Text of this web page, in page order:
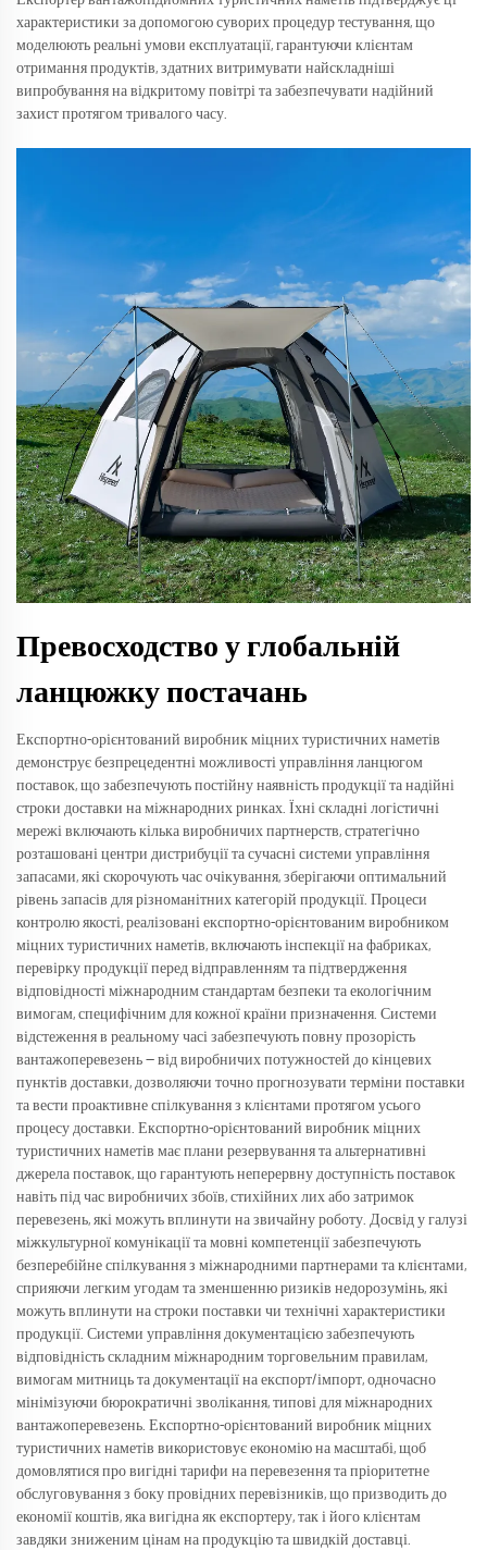
характеристики за допомогою суворих процедур тестування, що
моделюють реальні умови експлуатації, гарантуючи клієнтам
отримання продуктів, здатних витримувати найскладніші
випробування на відкритому повітрі та забезпечувати надійний
захист протягом тривалого часу.
Превосходство у глобальній
ланцюжку постачань
Експортно-орієнтований виробник міцних туристичних наметів
демонструє безпрецедентні можливості управління ланцюгом
поставок, що забезпечують постійну наявність продукції та надійні
строки доставки на міжнародних ринках. Їхні складні логістичні
мережі включають кілька виробничих партнерств, стратегічно
розташовані центри дистрибуції та сучасні системи управління
запасами, які скорочують час очікування, зберігаючи оптимальний
рівень запасів для різноманітних категорій продукції. Процеси
контролю якості, реалізовані експортно-орієнтованим виробником
міцних туристичних наметів, включають інспекції на фабриках,
перевірку продукції перед відправленням та підтвердження
відповідності міжнародним стандартам безпеки та екологічним
вимогам, специфічним для кожної країни призначення. Системи
відстеження в реальному часі забезпечують повну прозорість
вантажоперевезень — від виробничих потужностей до кінцевих
пунктів доставки, дозволяючи точно прогнозувати терміни поставки
та вести проактивне спілкування з клієнтами протягом усього
процесу доставки. Експортно-орієнтований виробник міцних
туристичних наметів має плани резервування та альтернативні
джерела поставок, що гарантують неперервну доступність поставок
навіть під час виробничих збоїв, стихійних лих або затримок
перевезень, які можуть вплинути на звичайну роботу. Досвід у галузі
міжкультурної комунікації та мовні компетенції забезпечують
безперебійне спілкування з міжнародними партнерами та клієнтами,
сприяючи легким угодам та зменшенню ризиків недорозумінь, які
можуть вплинути на строки поставки чи технічні характеристики
продукції. Системи управління документацією забезпечують
відповідність складним міжнародним торговельним правилам,
вимогам митниць та документації на експорт/імпорт, одночасно
мінімізуючи бюрократичні зволікання, типові для міжнародних
вантажоперевезень. Експортно-орієнтований виробник міцних
туристичних наметів використовує економію на масштабі, щоб
домовлятися про вигідні тарифи на перевезення та пріоритетне
обслуговування з боку провідних перевізників, що призводить до
економії коштів, яка вигідна як експортеру, так і його клієнтам
завдяки зниженим цінам на продукцію та швидкій доставці.